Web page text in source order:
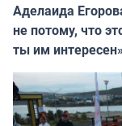
Аделаида
не потому, что
ты им